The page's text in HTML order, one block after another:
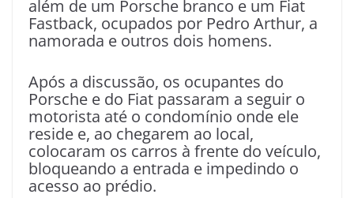
além de um Porsche branco e um Fiat
Fastback, ocupados por Pedro Arthur, a
namorada e outros dois homens.
Após a discussão, os ocupantes do
Porsche e do Fiat passaram a seguir o
motorista até o condomínio onde ele
reside e, ao chegarem ao local,
colocaram os carros à frente do veículo,
bloqueando a entrada e impedindo o
acesso ao prédio.